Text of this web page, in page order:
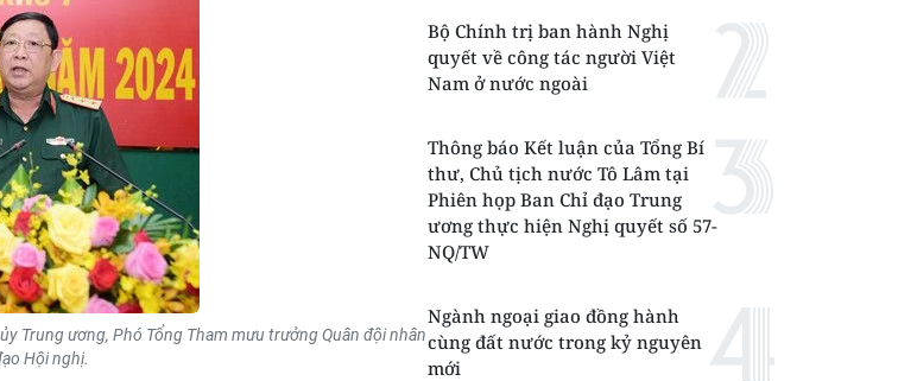
Trung ương, Phó Tổng Tham mưu trưởng Quân đội nhân
Hội nghị.
Bộ Chính trị ban hành Nghị
quyết về công tác người Việt
Nam ở nước ngoài
Thông báo Kết luận của Tổng Bí
thư, Chủ tịch nước Tô Lâm tại
Phiên họp Ban Chỉ đạo Trung
ương thực hiện Nghị quyết số 57-
NQ/TW
Ngành ngoại giao đồng hành
cùng đất nước trong kỷ nguyên
mới